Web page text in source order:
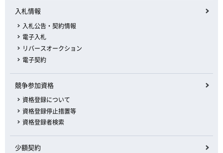
入札情報
入札公告・契約情報
電子入札
リバースオークション
電子契約
競争参加資格
資格登録について
資格登録停止措置等
資格登録者検索
少額契約